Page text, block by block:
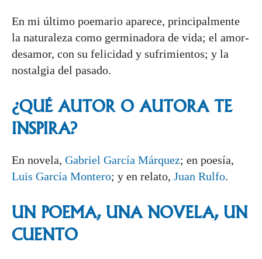
En mi último poemario aparece, principalmente
la naturaleza como germinadora de vida; el amor-
desamor, con su felicidad y sufrimientos; y la
nostalgia del pasado.
¿QUÉ AUTOR O AUTORA TE
INSPIRA?
En novela, Gabriel García Márquez; en poesía,
Luis García Montero; y en relato, Juan Rulfo.
UN POEMA, UNA NOVELA, UN
CUENTO